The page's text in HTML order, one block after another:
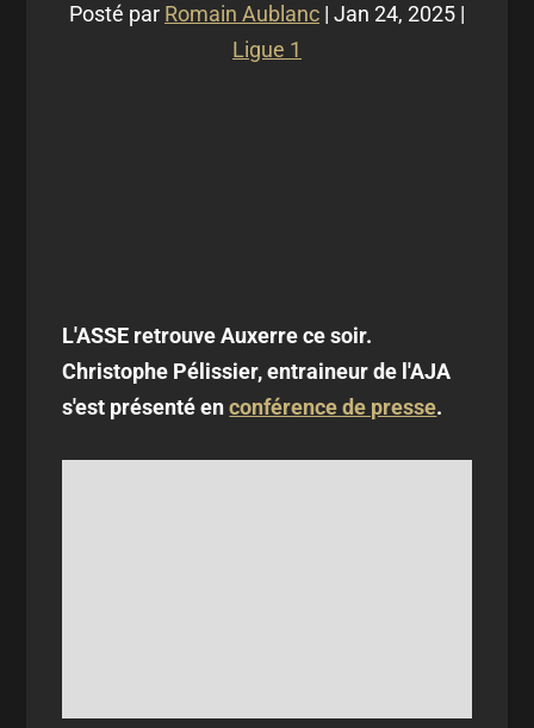
Posté par Romain Aublanc | Jan 24, 2025 |
Ligue 1
L'ASSE retrouve Auxerre ce soir.
Christophe Pélissier, entraineur de l'AJA
s'est présenté enconférence de presse.